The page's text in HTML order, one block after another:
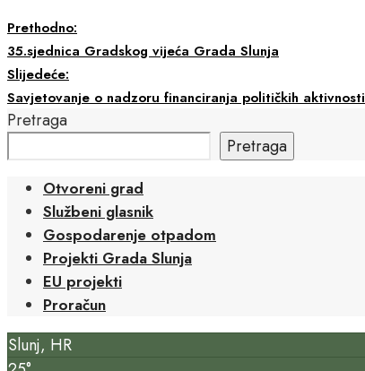
Prethodno:
35.sjednica Gradskog vijeća Grada Slunja
Slijedeće:
Savjetovanje o nadzoru financiranja političkih aktivnosti
Pretraga
Pretraga
Otvoreni grad
Službeni glasnik
Gospodarenje otpadom
Projekti Grada Slunja
EU projekti
Proračun
Slunj, HR